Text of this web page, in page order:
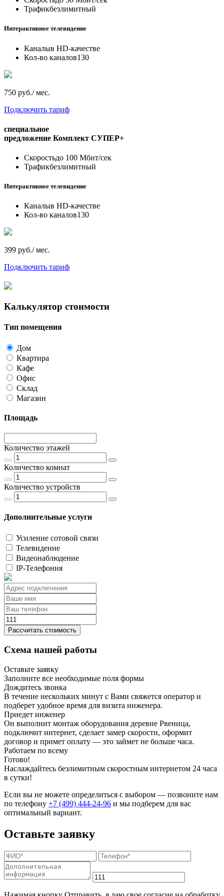
Трафикбезлимитный
Интерактивное телевидение
Каналыв HD-качестве
Кол-во каналов130
750 руб./ мес.
Подключить тариф
специальное
предложение Комплект СУПЕР+
Скоростьдо 100 Мбит/сек
Трафикбезлимитный
Интерактивное телевидение
Каналыв HD-качестве
Кол-во каналов130
399 руб./ мес.
Подключить тариф
Калькулятор стоимости
Тип помещения
Дом
Квартира
Кафе
Офис
Склад
Магазин
Площадь
Количество этажей
Количество комнат
Количество устройств
Дополнительные услуги
Усиление сотовой связи
Телевидение
Видеонаблюдение
IP-Телефония
Рассчитать стоимость
Схема нашей работы
Оставьте заявку
Заполните все необходимые поля формы
Дождитесь звонка
В течение нескольких минут с Вами свяжется оператор и
подберет удобное время для визита инженера.
Приедет инженер
Он выполнит монтаж оборудования деревне Рвеница,
подключит интернет, сделает замер скорости, оформит
договор и примет оплату — это займет не больше часа.
Работаем по всему
Готово!
Наслаждайтесь безлимитным скоростным интернетом 24 часа
в сутки!
Если вы не можете определиться с выбором — позвоните нам
по телефону +7 (499) 444-24-96 и мы подберем для вас
оптимальный вариант.
Оставьте заявку